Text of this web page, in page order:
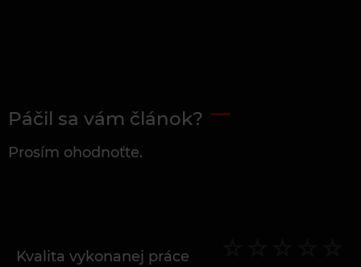
Páčil sa vám článok?
Prosím ohodnoťte.
Kvalita vykonanej práce